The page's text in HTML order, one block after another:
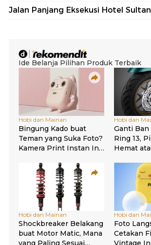
Jalan Panjang Eksekusi Hotel Sultan